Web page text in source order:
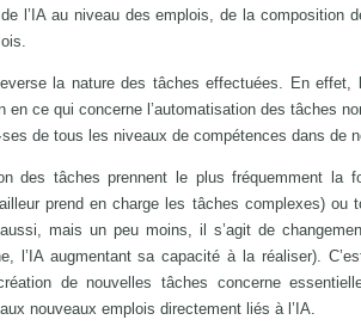
l’IA au niveau des emplois, de la composition
la nature des tâches effectuées. En effet,
ce qui concerne l’automatisation des tâches
de tous les niveaux de compétences dans de
des tâches prennent le plus fréquemment la
prend en charge les tâches complexes) ou
mais un peu moins, il s’agit de
l’IA augmentant sa capacité à la réaliser).
de nouvelles tâches concerne
nouveaux emplois directement liés à l’IA.